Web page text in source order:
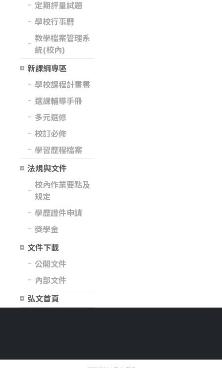
定期評量試題
學校行事曆
教學檔案管理系
統(校內)
新課綱專區
學校課程計畫書
選課輔導手冊
多元選修
校訂必修
學習歷程檔案
法規與文件
校內作業要點及
規定
學歷證件申請
獎學金
文件下載
公開文件
內部文件
弘文首頁